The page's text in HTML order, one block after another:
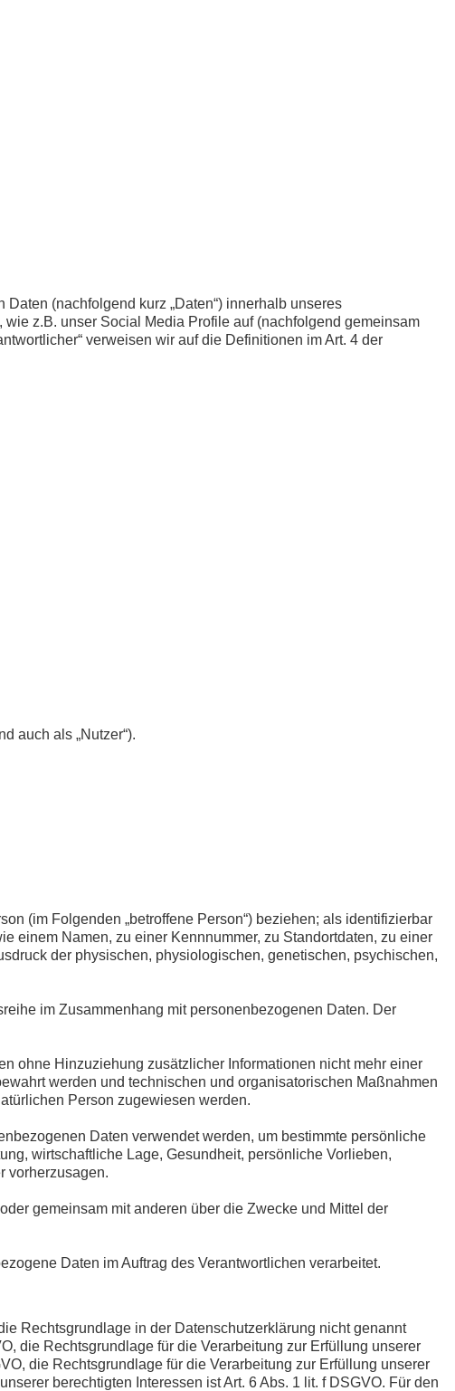
(nachfolgend kurz „Daten“) innerhalb unseres
z.B. unser Social Media Profile auf (nachfolgend gemeinsam
verweisen wir auf die Definitionen im Art. 4 der
auch als „Nutzer“).
(im Folgenden „betroffene Person“) beziehen; als identifizierbar
einem Namen, zu einer Kennnummer, zu Standortdaten, zu einer
der physischen, physiologischen, genetischen, psychischen,
im Zusammenhang mit personenbezogenen Daten. Der
ohne Hinzuziehung zusätzlicher Informationen nicht mehr einer
werden und technischen und organisatorischen Maßnahmen
Person zugewiesen werden.
Daten verwendet werden, um bestimmte persönliche
wirtschaftliche Lage, Gesundheit, persönliche Vorlieben,
vorherzusagen.
gemeinsam mit anderen über die Zwecke und Mittel der
Daten im Auftrag des Verantwortlichen verarbeitet.
Rechtsgrundlage in der Datenschutzerklärung nicht genannt
die Rechtsgrundlage für die Verarbeitung zur Erfüllung unserer
die Rechtsgrundlage für die Verarbeitung zur Erfüllung unserer
berechtigten Interessen ist Art. 6 Abs. 1 lit. f DSGVO. Für den